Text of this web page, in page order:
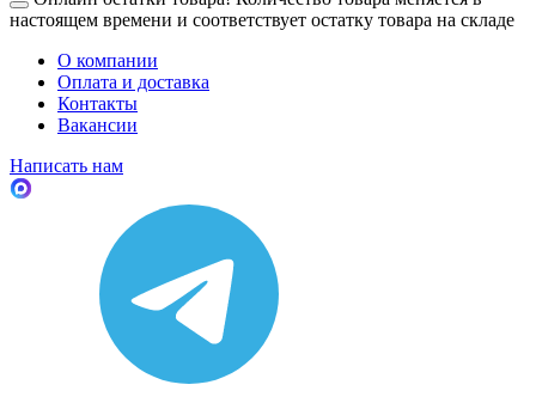
настоящем времени и соответствует остатку товара на складе
О компании
Оплата и доставка
Контакты
Вакансии
Написать нам